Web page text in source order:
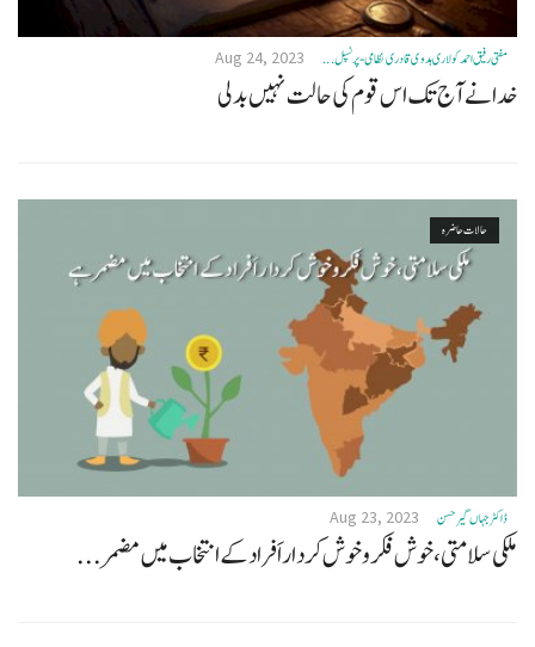
مفتی رفیق احمد کولاری ہدوی قادری نظامی- پرنسپل ... Aug 24, 2023
خدا نے آج تک اس قوم کی حالت نہیں بدلی
حالات حاضرہ
ڈاکٹر جہاں گیرحسن Aug 23, 2023
ملکی سلامتی، خوش فکر وخوش کردار اَفراد کے انتخاب میں مضمر...